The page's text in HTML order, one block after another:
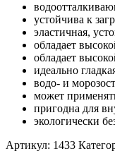
устойчива к
эластичная,
обладает
обладает
идеально
водо- и
может
пригодна для
экологически
Артикул: 1433